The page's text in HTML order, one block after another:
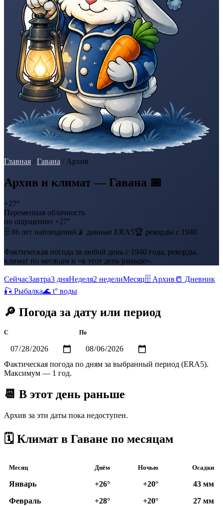
Главная / Гавана / Архив
Архив и климат — Гавана 📅
+27°
Переменная облачность
по ощущению +27°
🗄 86 лет наблюдений 📡 данные ERA5🏆 рекорды с 1940
Фактическая погода за любой день с 1940 года, рекорды,
климат по месяцам и «в этот день раньше».
СейчасЗавтра3 дняНеделя2 неделиМесяц🗄 Архив 📒 Дневник
🎣 Рыбалка🌊 t° воды
🔎 Погода за дату или период
С По
Фактическая погода по дням за выбранный период (ERA5).
Максимум — 1 год.
📆 В этот день раньше
Архив за эти даты пока недоступен.
🗓 Климат в Гаване по месяцам
Месяц Днём Ночью Осадки
Январь +26° +20°
43 мм
Февраль
+28° +20°
27 мм